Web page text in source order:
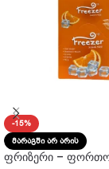
-15%
ᲛᲐᲠᲐᲒᲨᲘ ᲐᲠ ᲐᲠᲘᲡ
ფრიზერი –